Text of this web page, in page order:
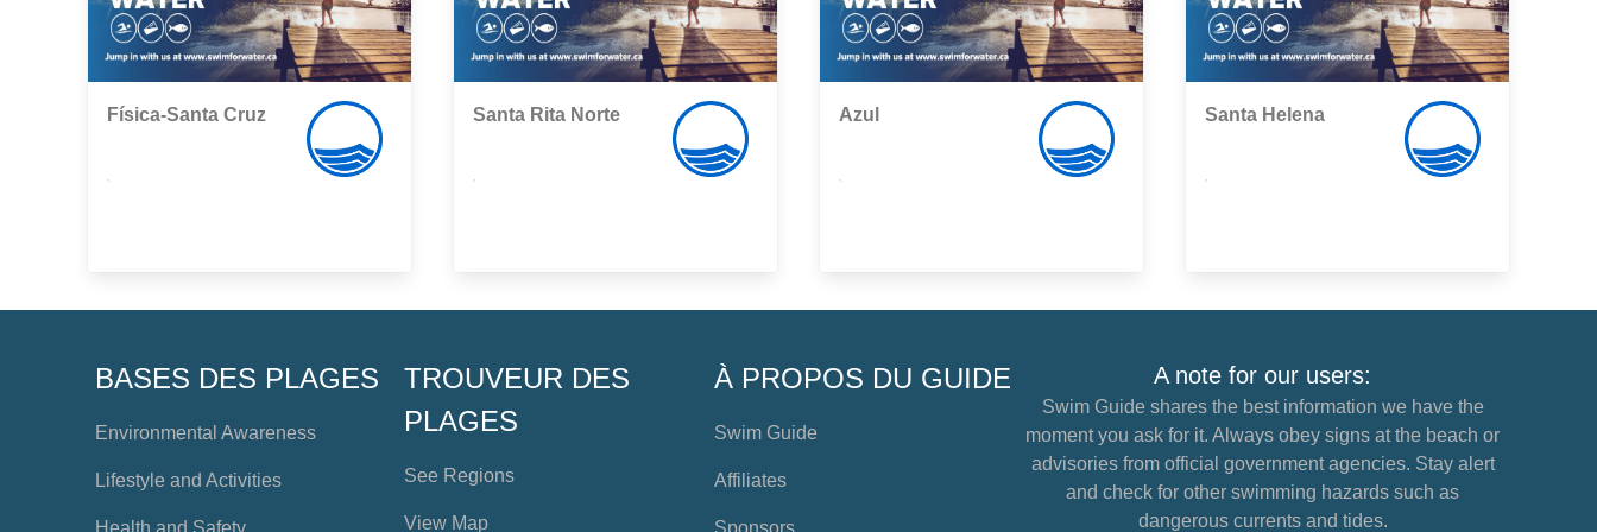
Física-Santa Cruz Santa Rita Norte Azul Santa Helena
BASES DES PLAGES
Environmental Awareness
Lifestyle and Activities
Health and Safety
TROUVEUR DES
PLAGES
See Regions
View Map
À PROPOS DU GUIDE
Swim Guide
Affiliates
Sponsors
A note for our users:
Swim Guide shares the best information we have the
moment you ask for it. Always obey signs at the beach or
advisories from official government agencies. Stay alert
and check for other swimming hazards such as
dangerous currents and tides.